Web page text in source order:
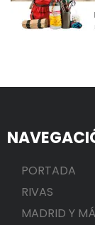
PORTADA
RIVAS
MADRID Y